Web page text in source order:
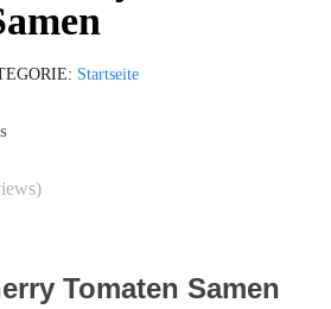
Startseite
Tomaten Samen